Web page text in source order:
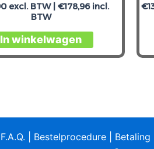
excl. BTW | €178,96incl.
BTW
In winkelwagen
Dit
product
kan
€
F.A.Q. Bestelprocedure Betaling